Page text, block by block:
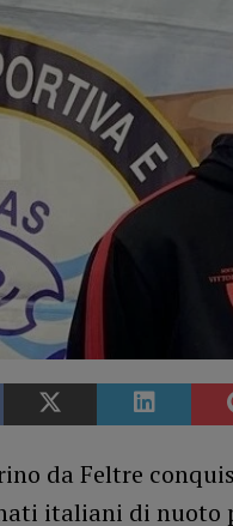
da Feltre
italiani di nuoto